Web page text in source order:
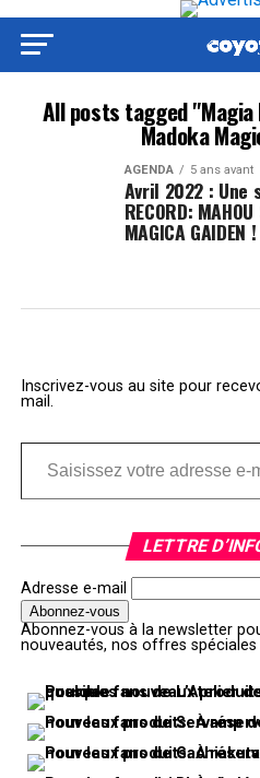
All posts tagged "Magia
Madoka
AGENDA 5 ans avant
Avril 2022 : Une
RECORD:
MAGICA GAIDEN !
Inscrivez-vous au site pour
mail.
Saisissez votre adresse e-mail…
LETTRE
Adresse e-mail
Abonnez-vous à la newsletter
nouveautés, nos offres